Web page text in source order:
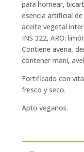
para hornear,
esencia artificial de
aceite vegetal
INS 322, ARO:
Contiene avena,
contener maní,
Fortificado con
fresco y seco.
Apto veganos.